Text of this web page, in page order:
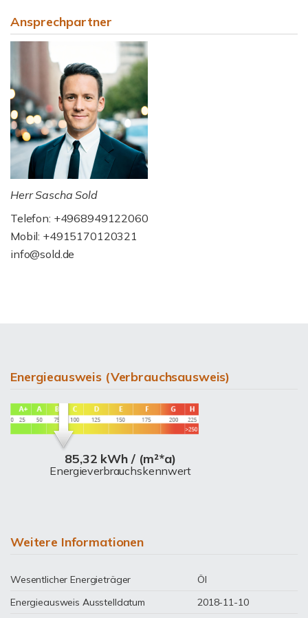
Ansprechpartner
Herr Sascha Sold
Telefon: +4968949122060
Mobil: +4915170120321
info@sold.de
Energieausweis (Verbrauchsausweis)
85,32 kWh / (m²*a)
Energieverbrauchskennwert
Weitere Informationen
Wesentlicher Energieträger
Öl
Energieausweis Ausstelldatum
2018-11-10